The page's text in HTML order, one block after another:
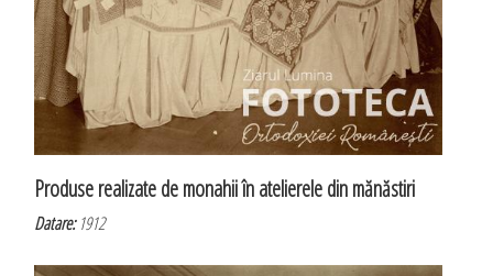
Produse realizate de monahii în atelierele din mănăstiri
Datare:1912